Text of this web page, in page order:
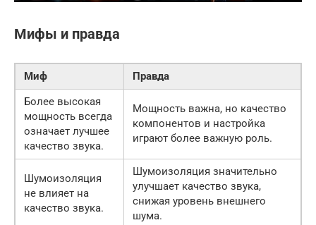
Мифы и правда
Миф
Правда
Более высокая
мощность всегда
означает лучшее
качество звука.
Мощность важна, но качество
компонентов и настройка
играют более важную роль.
Шумоизоляция
не влияет на
качество звука.
Шумоизоляция значительно
улучшает качество звука,
снижая уровень внешнего
шума.